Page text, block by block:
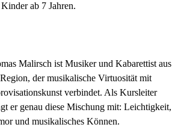
ab 7 Jahren.
Malirsch ist Musiker und Kabarettist aus
der musikalische Virtuosität mit
verbindet. Als Kursleiter
er genau diese Mischung mit: Leichtigkeit,
und musikalisches Können.